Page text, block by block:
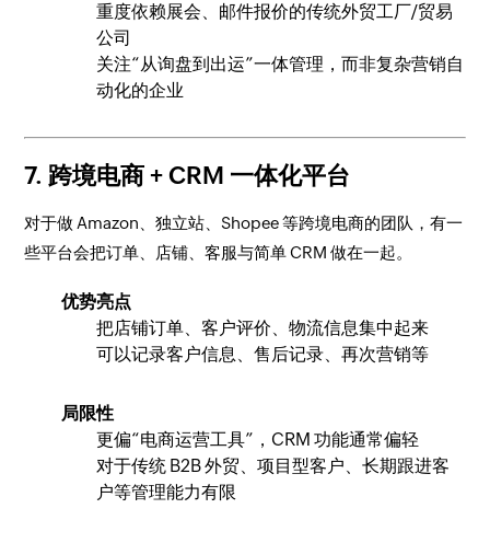
重度依赖展会、邮件报价的传统外贸工厂/贸易
公司
关注“从询盘到出运”一体管理，而非复杂营销自
动化的企业
7. 跨境电商 + CRM 一体化平台
对于做 Amazon、独立站、Shopee 等跨境电商的团队，有一
些平台会把订单、店铺、客服与简单 CRM 做在一起。
优势亮点
把店铺订单、客户评价、物流信息集中起来
可以记录客户信息、售后记录、再次营销等
局限性
更偏“电商运营工具”，CRM 功能通常偏轻
对于传统 B2B 外贸、项目型客户、长期跟进客
户等管理能力有限